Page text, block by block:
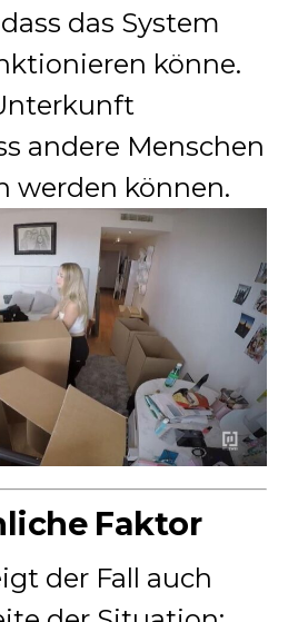
das System
könne.
andere Menschen
werden können.
Faktor
der Fall auch